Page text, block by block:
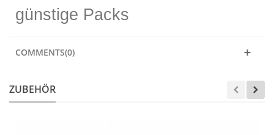
günstige Packs
COMMENTS(0)
ZUBEHÖR